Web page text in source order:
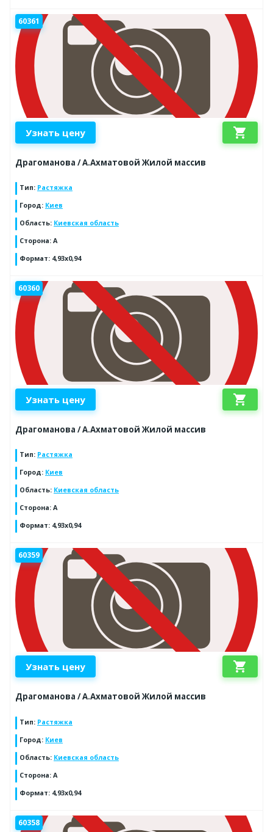
60361
Узнать цену shopping_cart
Драгоманова / А.Ахматовой Жилой массив
Тип: Растяжка
Город: Киев
Область: Киевская область
Сторона: A
Формат: 4,93x0,94
60360
Узнать цену shopping_cart
Драгоманова / А.Ахматовой Жилой массив
Тип: Растяжка
Город: Киев
Область: Киевская область
Сторона: A
Формат: 4,93x0,94
60359
Узнать цену shopping_cart
Драгоманова / А.Ахматовой Жилой массив
Тип: Растяжка
Город: Киев
Область: Киевская область
Сторона: A
Формат: 4,93x0,94
60358